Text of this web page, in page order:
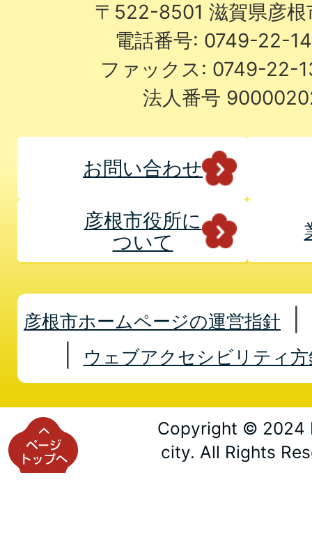
〒522-8501 滋賀県彦
電話番号: 0749-22-
ファックス: 0749-22-
法人番号
お問い合わせ
彦根市役所に
ついて
彦根市ホームページの運営指針
ウェブアクセシビリティ方
Copyright © 2024
city. All Rights